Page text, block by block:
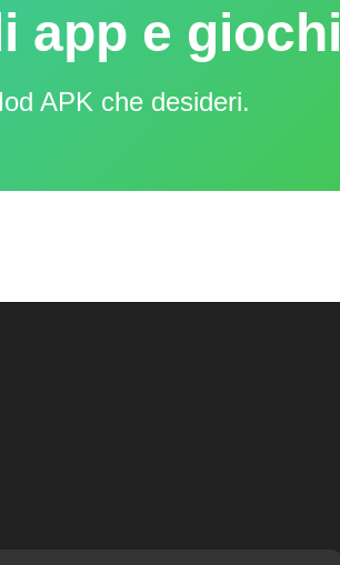
app e giochi
APK che desideri.